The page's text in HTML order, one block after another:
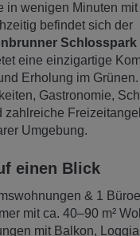
in wenigen Minuten
befindet sich der
Schlosspark
eine einzigartige
Erholung im Grünen.
Gastronomie,
zahlreiche
Umgebung.
einen Blick
& 1
mit ca. 40–90 m²
mit Balkon,